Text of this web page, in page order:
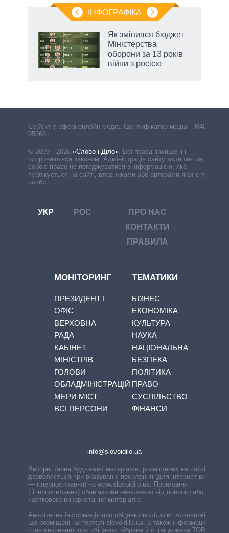
ІНФОГРАФІКА
Як змінився бюджет
Міністерства
оборони за 13 років
війни з росією
Cуб'єкт у сфері онлайн-медіа. Ідентифікатор медіа – R40-
05063
© 2009—2026 «Слово і Діло»
Всі права захищені і
охороняються законом. Адміністрація сайту залишає за
собою право не погоджуватися з інформацією, яка
публікується на сайті, власниками або авторами якої є треті
особи.
УКР РОС
ПРО НАС
КОНТАКТИ
ПРАВИЛА
МОНІТОРИНГ
ПРЕЗИДЕНТ І
ОФІС
ВЕРХОВНА
РАДА
КАБІНЕТ
МІНІСТРІВ
ГОЛОВИ
ОБЛАДМІНІСТРАЦІЙ
МЕРИ МІСТ
ВСІ ПЕРСОНИ
ТЕМАТИКИ
БІЗНЕС
ЕКОНОМІКА
КУЛЬТУРА
НАУКА
НАЦІОНАЛЬНА
БЕЗПЕКА
ПОЛІТИКА
ПРАВО
СУСПІЛЬСТВО
ФІНАНСИ
info@slovoidilo.ua
Використання будь-яких матеріалів, розміщених на сайті,
дозволяється при вказуванні посилання (для інтернет-видань
— гіперпосилання) на www.slovoidilo.ua. Посилання
(гіперпосилання) обов’язкове незалежно від повного або
часткового використання матеріалів.
Аналітична інформація про обіцянки політиків і чиновників,
що розміщені на порталі slovoidilo.ua, а також інформація про
стан виконання цих обіцянок, зібрана й опрацьована ТОВ «ІА